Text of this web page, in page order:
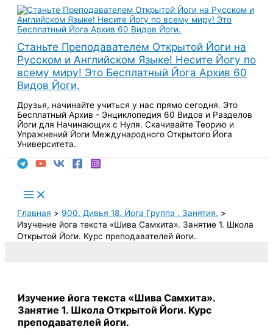
Перейти
содержимому
Станьте Преподавателем Открытой Йоги на
Русском и Английском Языке! Несите Йогу по
всему миру! Это Бесплатный Йога Архив 60
Видов Йоги.
Друзья, начинайте учиться у нас прямо сегодня. Это
Бесплатный Архив - Энциклопедия 60 Видов и Разделов
Йоги для Начинающих с Нуля. Скачивайте Теорию и
Упражнений Йоги Международного Открытого Йога
Университета.
Main
Menu
Главная
900. Дивья 18. Йога Группа . Занятия.
Изучение йога текста «Шива Самхита». Занятие 1. Школа
Открытой Йоги. Курс преподавателей йоги.
Изучение йога текста «Шива Самхита».
Занятие 1. Школа Открытой Йоги. Курс
преподавателей йоги.